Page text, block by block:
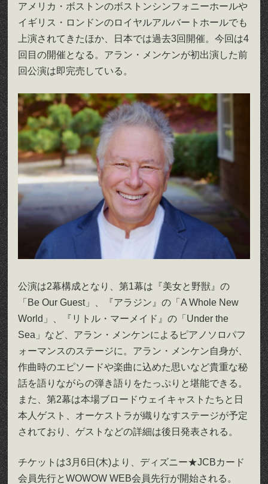
アメリカ・ボストンのボストンシンフォニーホールや
イギリス・ロンドンのロイヤルアルバートホールでも
上演されてきたほか、日本では過去3回開催。今回は4
回目の開催となる。アラン・メンケンが初出演した前
回公演は即完売している。
公演は2幕構成となり、第1幕は『美女と野獣』の
「Be Our Guest」、『アラジン』の「A Whole New
World」、『リトル・マーメイド』の「Under the
Sea」など、アラン・メンケンによるピアノソロパフ
ォーマンスのステージに。アラン・メンケン自身が、
作曲時のエピソードや楽曲に込めた思いなど貴重な秘
話を語りながらの弾き語りをたっぷりと堪能できる。
また、第2幕は本場ブロードウェイキャストたちと日
本人ゲスト、オーケストラが織りなすステージが予定
されており、ゲストなどの詳細は後日発表される。
チケットは3月6日(木)より、ディズニー★JCBカード
会員先行とWOWOW WEB会員先行が開始される。